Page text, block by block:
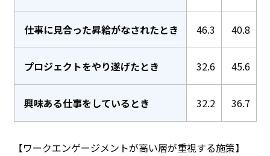
仕事に見合った昇給がなされたとき 46.3 40.8
プロジェクトをやり遂げたとき 32.6 45.6
興味ある仕事をしているとき 32.2 36.7
【ワークエンゲージメントが高い層が重視する施策】